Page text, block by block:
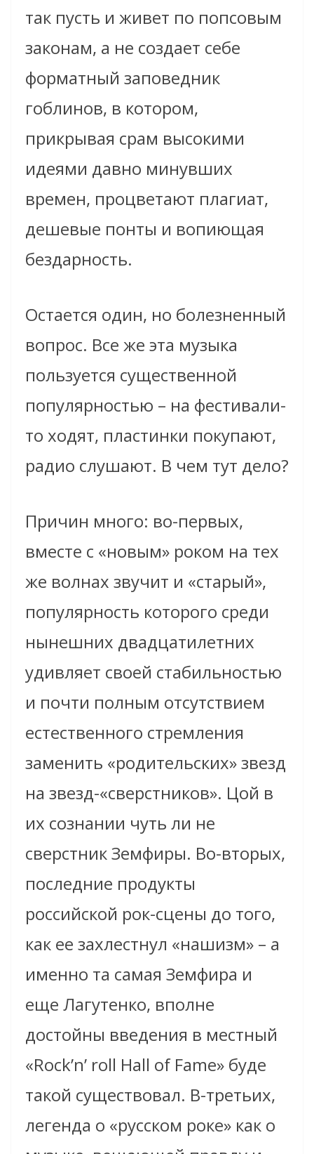
так пусть и живет по попсовым
законам, а не создает себе
форматный заповедник
гоблинов, в котором,
прикрывая срам высокими
идеями давно минувших
времен, процветают плагиат,
дешевые понты и вопиющая
бездарность.
Остается один, но болезненный
вопрос. Все же эта музыка
пользуется существенной
популярностью – на фестивали-
то ходят, пластинки покупают,
радио слушают. В чем тут дело?
Причин много: во-первых,
вместе с «новым» роком на тех
же волнах звучит и «старый»,
популярность которого среди
нынешних двадцатилетних
удивляет своей стабильностью
и почти полным отсутствием
естественного стремления
заменить «родительских» звезд
на звезд-«сверстников». Цой в
их сознании чуть ли не
сверстник Земфиры. Во-вторых,
последние продукты
российской рок-сцены до того,
как ее захлестнул «нашизм» – а
именно та самая Земфира и
еще Лагутенко, вполне
достойны введения в местный
«Rock’n’ roll Hall of Fame» буде
такой существовал. В-третьих,
легенда о «русском роке» как о